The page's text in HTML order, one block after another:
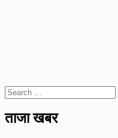
Search
for:
ताजा खबर